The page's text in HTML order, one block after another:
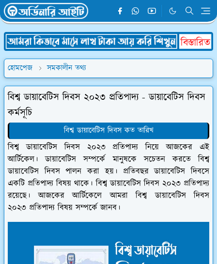
হোমপেজ সমকালীন তথ্য
বিশ্ব ডায়াবেটিস দিবস ২০২৩ প্রতিপাদ্য - ডায়াবেটিস দিবস
কর্মসূচি
বিশ্ব ডায়াবেটিস দিবস কত তারিখ
বিশ্ব ডায়াবেটিস দিবস ২০২৩ প্রতিপাদ্য নিয়ে আজকের এই
আর্টিকেল। ডায়াবেটিস সম্পর্কে মানুষকে সচেতন করতে বিশ্ব
ডায়াবেটিস দিবস পালন করা হয়। প্রতিবছর ডায়াবেটিস দিবসে
একটি প্রতিপাদ্য বিষয় থাকে। বিশ্ব ডায়াবেটিস দিবস ২০২৩ প্রতিপাদ্য
রয়েছে। আজকের আর্টিকেলে আমরা বিশ্ব ডায়াবেটিস দিবস
২০২৩ প্রতিপাদ্য বিষয় সম্পর্কে জানব।